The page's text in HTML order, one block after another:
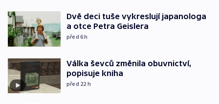
Dvě deci tuše vykreslují japanologa
a otce Petra Geislera
před 6h
Válka ševců změnila obuvnictví,
popisuje kniha
před 22 h